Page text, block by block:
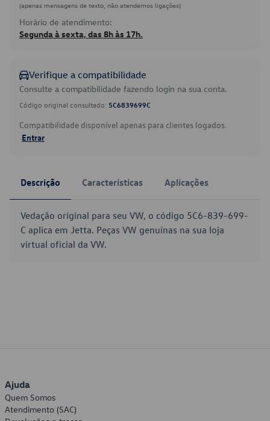
(apenas mensagens de texto, não atendemos ligações)
Horário de atendimento:
Segunda à sexta, das 8h às 17h.
Verifique a compatibilidade
Consulte a compatibilidade fazendo login na sua conta.
Código original consultado: 5C6839699C
Compatibilidade disponível apenas para clientes logados.
Entrar
Descrição Características Aplicações
Vedação original para seu VW, o código 5C6-839-699-
C aplica em Jetta. Peças VW genuínas na sua loja
virtual oficial da VW.
Ajuda
Quem Somos
Atendimento (SAC)